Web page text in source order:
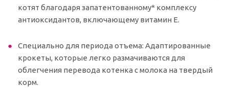
котят благодаря запатентованному* комплексу
антиоксидантов, включающему витамин E.
Специально для периода отъема: Адаптированные
крокеты, которые легко размачиваются для
облегчения перевода котенка с молока на твердый
корм.